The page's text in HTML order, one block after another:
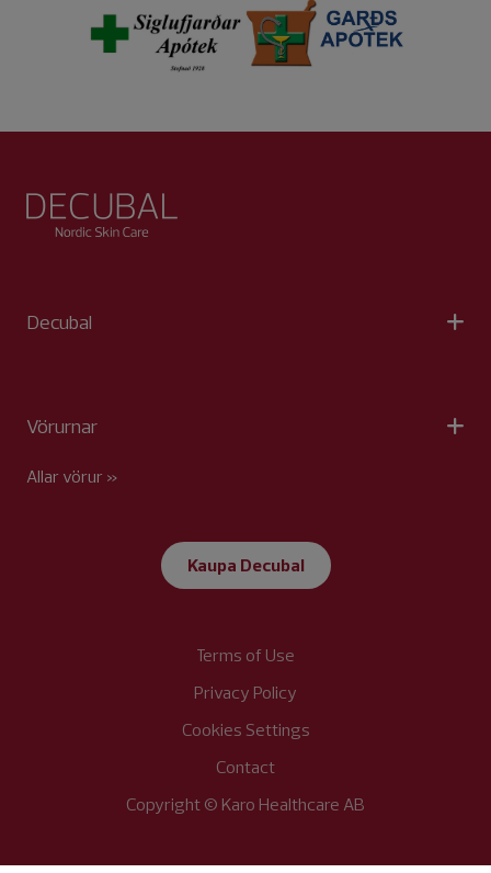
Decubal
Vörurnar
Allar vörur »
Kaupa Decubal
Terms of Use
Privacy Policy
Cookies Settings
Contact
Copyright © Karo Healthcare AB